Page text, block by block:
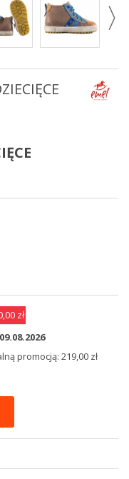
zł
09.08.2026
promocją: 219,00 zł